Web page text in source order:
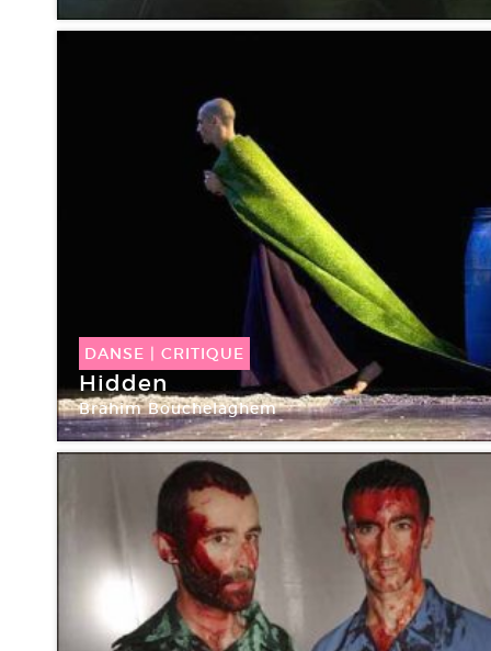
DANSE | CRITIQUE
Hidden
Brahim Bouchelaghem
Théâtre de l’Aquarium